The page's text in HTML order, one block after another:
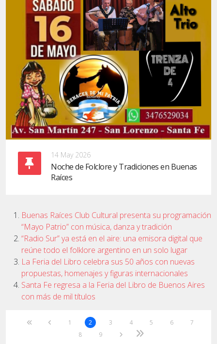
14 May 2026
Noche de Folclore y Tradiciones en Buenas
Raíces
Buenas Raíces Club Cultural presenta su programación
“Mayo Patrio” con música, danza y tradición
“Radio Sur” ya está en el aire: una emisora digital que
reúne todo el folklore argentino en un solo lugar
La Feria del Libro celebra sus 50 años con nuevas
propuestas, homenajes y figuras internacionales
Santa Fe regresa a la Feria del Libro de Buenos Aires
con más de mil títulos
1 2 3 4 5 6
7
8
9